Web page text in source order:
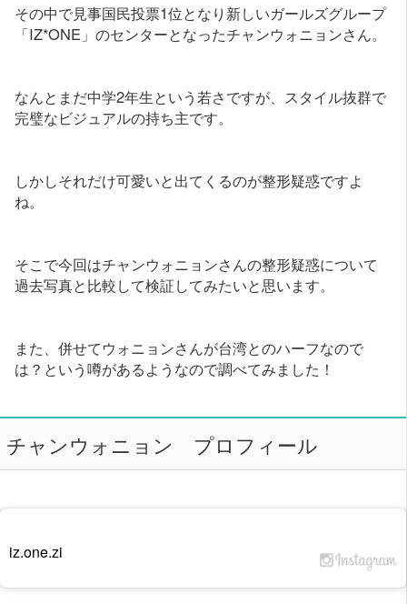
その中で見事国民投票1位となり新しいガールズグループ
「IZ*ONE」のセンターとなったチャンウォニョンさん。
なんとまだ中学2年生という若さですが、スタイル抜群で
完璧なビジュアルの持ち主です。
しかしそれだけ可愛いと出てくるのが整形疑惑ですよ
ね。
そこで今回はチャンウォニョンさんの整形疑惑について
過去写真と比較して検証してみたいと思います。
また、併せてウォニョンさんが台湾とのハーフなので
は？という噂があるようなので調べてみました！
チャンウォニョン プロフィール
iz.one.zi